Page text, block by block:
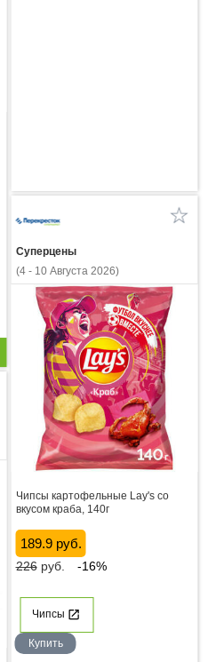
Суперцены
(4 - 10 Августа 2026)
Чипсы картофельные Lay's со
вкусом краба, 140г
189.9 руб.
226руб. -16%
Чипсы
Купить